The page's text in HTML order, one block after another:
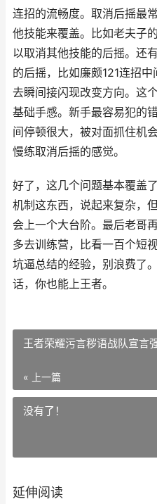
连招的流畅度。取消后摇最
他技能来覆盖。比如老夫子
以取消其他技能的后摇。还
的后摇，比如廉颇121连招
去瞬间接闪现改变方向。这
基础手感。新手最容易犯的
间停顿很大，被对面抓住机
慢练取消后摇的感觉。
好了，这几个问题基本覆盖
机制这东西，说起来复杂，
会上一个大台阶。最后老哥
多去训练营，比看一百个短
坑逼总结的经验，别浪费了
话，你也能上王者。
王者荣耀污言秽语战队宣言
« 上一篇
没有了！
延伸阅读